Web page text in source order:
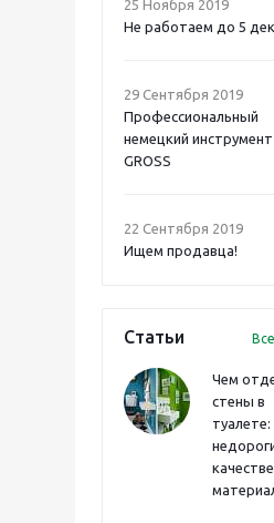
25 Ноября 2019
Не работаем до 5
29 Сентября 2019
Профессиональный
немецкий инструмент
GROSS
22 Сентября 2019
Ищем продавца!
Статьи
Чем
стены в
туалете: